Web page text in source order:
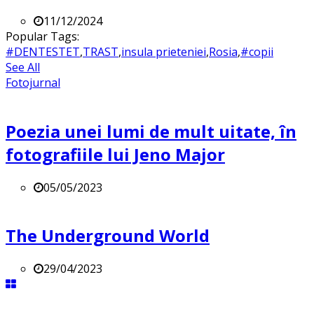
11/12/2024
Popular Tags:
#DENTESTET,TRAST,insula prieteniei,Rosia,#copii
See All
Fotojurnal
Poezia unei lumi de mult uitate, în
fotografiile lui Jeno Major
05/05/2023
The Underground World
29/04/2023